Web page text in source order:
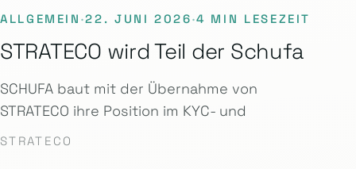
ALLGEMEIN ·22. JUNI 2026·4 MIN LESEZEIT
STRATECO wird Teil der Schufa
SCHUFA baut mit der Übernahme von
STRATECO ihre Position im KYC- und
STRATECO